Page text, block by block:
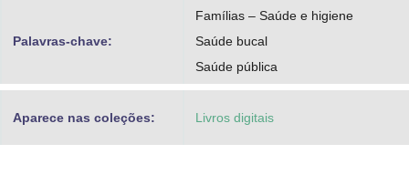
Palavras-chave:
Famílias – Saúde e higiene
Saúde bucal
Saúde pública
Aparece nas coleções: Livros digitais